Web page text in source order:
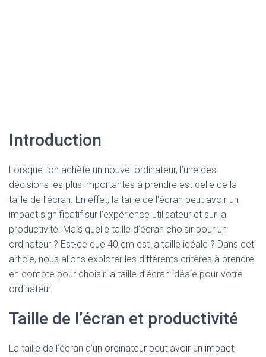
Introduction
Lorsque l’on achète un nouvel ordinateur, l’une des
décisions les plus importantes à prendre est celle de la
taille de l’écran. En effet, la taille de l’écran peut avoir un
impact significatif sur l’expérience utilisateur et sur la
productivité. Mais quelle taille d’écran choisir pour un
ordinateur ? Est-ce que 40 cm est la taille idéale ? Dans cet
article, nous allons explorer les différents critères à prendre
en compte pour choisir la taille d’écran idéale pour votre
ordinateur.
Taille de l’écran et productivité
La taille de l’écran d’un ordinateur peut avoir un impact